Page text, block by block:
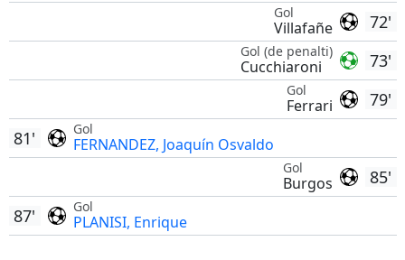
72'
Gol
Villafañe
73'
Gol (de penalti)
Cucchiaroni
79'
Gol
Ferrari
Gol
FERNANDEZ, Joaquín Osvaldo
81'
85'
Gol
Burgos
Gol
PLANISI, Enrique
87'